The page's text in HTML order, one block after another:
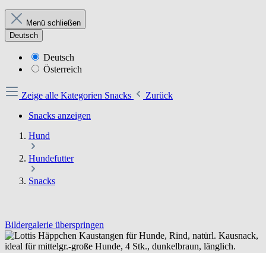
Menü schließen
Deutsch
Deutsch
Österreich
Zeige alle Kategorien Snacks
Zurück
Snacks anzeigen
Hund
Hundefutter
Snacks
Bildergalerie überspringen